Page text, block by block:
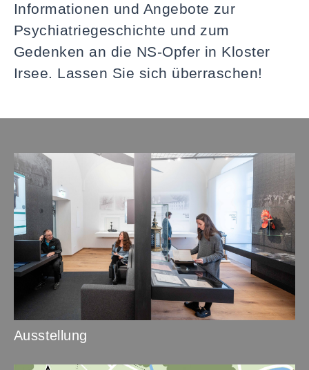
Informationen und Angebote zur
Psychiatriegeschichte und zum
Gedenken an die NS-Opfer in Kloster
Irsee. Lassen Sie sich überraschen!
Ausstellung